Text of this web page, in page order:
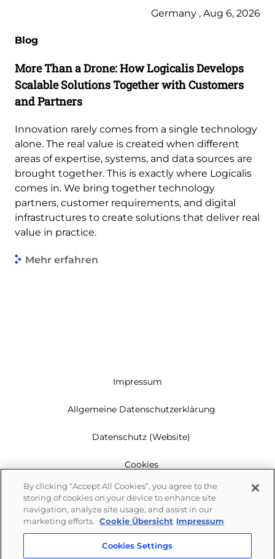
Germany , Aug 6, 2026
Blog
More Than a Drone: How Logicalis Develops
Scalable Solutions Together with Customers
and Partners
Innovation rarely comes from a single technology
alone. The real value is created when different
areas of expertise, systems, and data sources are
brought together. This is exactly where Logicalis
comes in. We bring together technology
partners, customer requirements, and digital
infrastructures to create solutions that deliver real
value in practice.
Mehr erfahren
Impressum
Allgemeine Datenschutzerklärung
Datenschutz (Website)
Cookies
Garantie
Newsletter
Whistleblowing
By clicking “Accept All Cookies”, you agree to the
storing of cookies on your device to enhance site
navigation, analyze site usage, and assist in our
marketing efforts. Cookie Übersicht Impressum
Cookies Settings